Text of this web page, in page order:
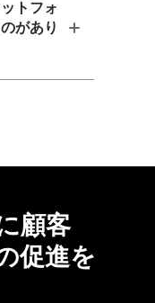
トフォ
があり
顧客
促進を